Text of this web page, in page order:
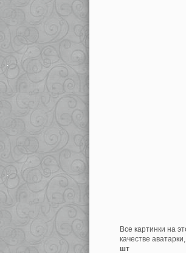
Все картинки на
качестве
шт